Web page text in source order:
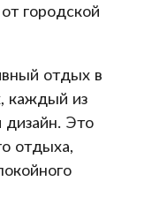
городской
отдых в
каждый из
дизайн. Это
отдыха,